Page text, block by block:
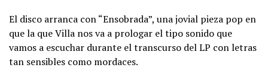
El disco arranca con “Ensobrada”, una jovial pieza pop en
que la que Villa nos va a prologar el tipo sonido que
vamos a escuchar durante el transcurso del LP con letras
tan sensibles como mordaces.